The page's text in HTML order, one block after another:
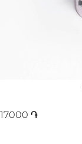
17000 ֏